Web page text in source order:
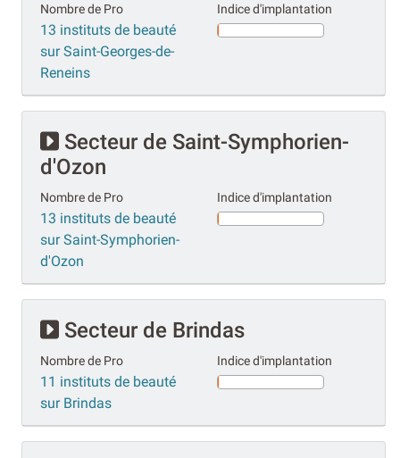
Nombre de Pro
13 instituts de beauté
sur Saint-Georges-de-
Reneins
Indice d'implantation
Secteur de Saint-Symphorien-
d'Ozon
Nombre de Pro
13 instituts de beauté
sur Saint-Symphorien-
d'Ozon
Indice d'implantation
Secteur de Brindas
Nombre de Pro
11 instituts de beauté
sur Brindas
Indice d'implantation